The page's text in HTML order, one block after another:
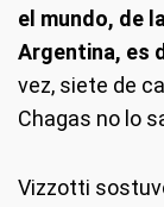
el mundo, de
Argentina, es
vez, siete de
Chagas no lo
Vizzotti